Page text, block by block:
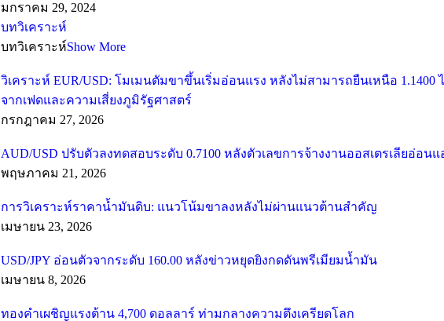
มกราคม 29, 2024
บทวิเคราะห์
บทวิเคราะห์Show More
วิเคราะห์ EUR/USD: โมเมนตัมขาขึ้นเริ่มอ่อนแรง หลังไม่สามารถยืนเหนือ 1.1400
จากเฟดและความเสี่ยงภูมิรัฐศาสตร์
กรกฎาคม 27, 2026
AUD/USD ปรับตัวลงทดสอบระดับ 0.7100 หลังตัวเลขการจ้างงานออสเตรเลียอ่อน
พฤษภาคม 21, 2026
การวิเคราะห์ราคาน้ำมันดิบ: แนวโน้มขาลงหลังไม่ผ่านแนวต้านสำคัญ
เมษายน 23, 2026
USD/JPY อ่อนตัวจากระดับ 160.00 หลังข่าวหยุดยิงกดดันพรีเมียมน้ำมัน
เมษายน 8, 2026
ทองคำเผชิญแรงต้าน 4,700 ดอลลาร์ ท่ามกลางความตึงเครียดโลก